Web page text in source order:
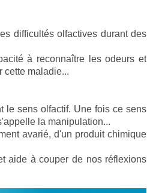
difficultés olfactives durant des
à reconnaître les odeurs et
cette maladie...
le sens olfactif. Une fois ce sens
la manipulation...
avarié, d'un produit chimique
aide à couper de nos réflexions